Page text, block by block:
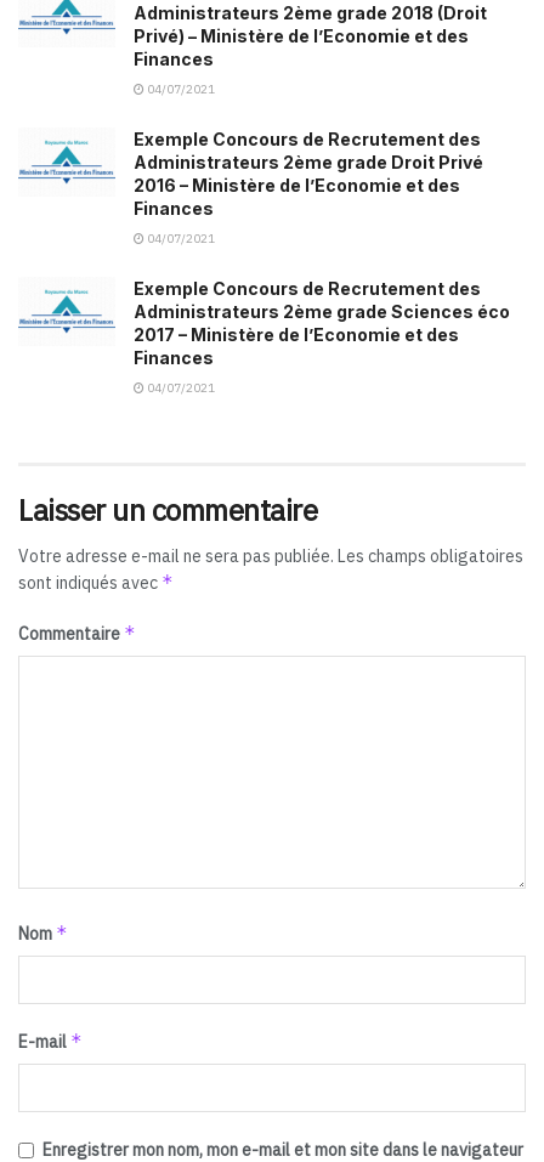
Administrateurs 2ème grade 2018 (Droit
Privé) – Ministère de l’Economie et des
Finances
04/07/2021
Exemple Concours de Recrutement des
Administrateurs 2ème grade Droit Privé
2016 – Ministère de l’Economie et des
Finances
04/07/2021
Exemple Concours de Recrutement des
Administrateurs 2ème grade Sciences éco
2017 – Ministère de l’Economie et des
Finances
04/07/2021
Laisser un commentaire
Votre adresse e-mail ne sera pas publiée. Les champs obligatoires
sont indiqués avec *
Commentaire *
Nom *
E-mail *
Enregistrer mon nom, mon e-mail et mon site dans le navigateur